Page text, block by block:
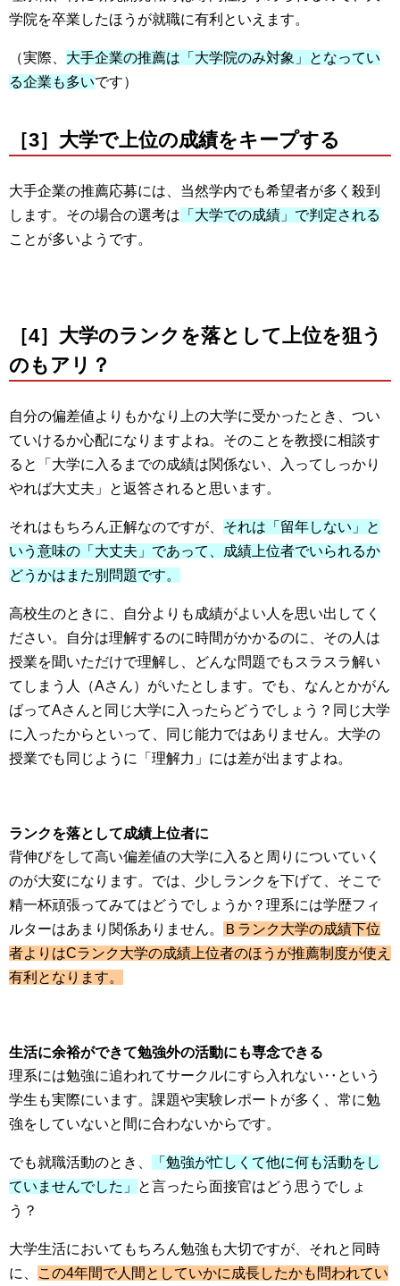
学院を卒業したほうが就職に有利といえます。
（実際、 大手企業の推薦は「大学院のみ対象」となってい
る企業も多いです）
［3］大学で上位の成績をキープする
大手企業の推薦応募には、当然学内でも希望者が多く殺到
します。その場合の選考は 「大学での成績」で判定される
ことが多いようです。
［4］大学のランクを落として上位を狙う
のもアリ？
自分の偏差値よりもかなり上の大学に受かったとき、つい
ていけるか心配になりますよね。そのことを教授に相談す
ると「大学に入るまでの成績は関係ない、入ってしっかり
やれば大丈夫」と返答されると思います。
それはもちろん正解なのですが、 それは「留年しない」と
いう意味の「大丈夫」であって、成績上位者でいられるか
どうかはまた別問題です。
高校生のときに、自分よりも成績がよい人を思い出してく
ださい。自分は理解するのに時間がかかるのに、その人は
授業を聞いただけで理解し、どんな問題でもスラスラ解い
てしまう人（Aさん）がいたとします。でも、なんとかがん
ばってAさんと同じ大学に入ったらどうでしょう？同じ大学
に入ったからといって、同じ能力ではありません。大学の
授業でも同じように「理解力」には差が出ますよね。
ランクを落として成績上位者に
背伸びをして高い偏差値の大学に入ると周りについていく
のが大変になります。では、少しランクを下げて、そこで
精一杯頑張ってみてはどうでしょうか？理系には学歴フィ
ルターはあまり関係ありません。
Ｂランク大学の成績下位
者よりはCランク大学の成績上位者のほうが推薦制度が使え
有利となります。
生活に余裕ができて勉強外の活動にも専念できる
理系には勉強に追われてサークルにすら入れない‥という
学生も実際にいます。課題や実験レポートが多く、常に勉
強をしていないと間に合わないからです。
でも就職活動のとき、
「勉強が忙しくて他に何も活動をし
ていませんでした」
と言ったら面接官はどう思うでしょ
う？
大学生活においてもちろん勉強も大切ですが、それと同時
に、
この4年間で人間としていかに成長したかも問われてい